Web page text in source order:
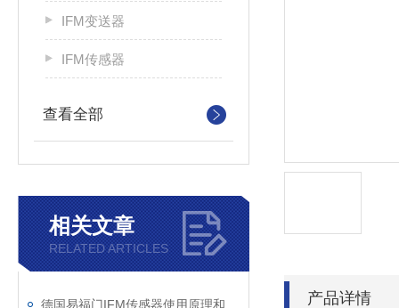
IFM变送器
IFM传感器
查看全部
相关文章
RELATED ARTICLES
产品详情